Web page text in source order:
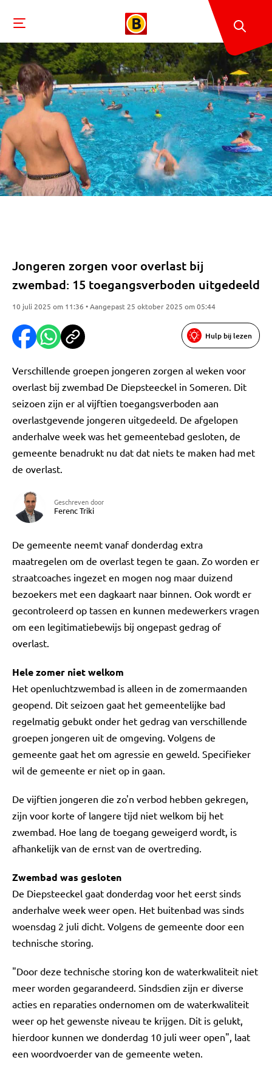
Jongeren zorgen voor overlast bij
zwembad: 15 toegangsverboden uitgedeeld
10 juli 2025 om 11:36 • Aangepast 25 oktober 2025 om 05:44
Hulp bij lezen
Verschillende groepen jongeren zorgen al weken voor
overlast bij zwembad De Diepsteeckel in Someren. Dit
seizoen zijn er al vijftien toegangsverboden aan
overlastgevende jongeren uitgedeeld. De afgelopen
anderhalve week was het gemeentebad gesloten, de
gemeente benadrukt nu dat dat niets te maken had met
de overlast.
Geschreven door
Ferenc Triki
De gemeente neemt vanaf donderdag extra
maatregelen om de overlast tegen te gaan. Zo worden er
straatcoaches ingezet en mogen nog maar duizend
bezoekers met een dagkaart naar binnen. Ook wordt er
gecontroleerd op tassen en kunnen medewerkers vragen
om een legitimatiebewijs bij ongepast gedrag of
overlast.
Hele zomer niet welkom
Het openluchtzwembad is alleen in de zomermaanden
geopend. Dit seizoen gaat het gemeentelijke bad
regelmatig gebukt onder het gedrag van verschillende
groepen jongeren uit de omgeving. Volgens de
gemeente gaat het om agressie en geweld. Specifieker
wil de gemeente er niet op in gaan.
De vijftien jongeren die zo'n verbod hebben gekregen,
zijn voor korte of langere tijd niet welkom bij het
zwembad. Hoe lang de toegang geweigerd wordt, is
afhankelijk van de ernst van de overtreding.
Zwembad was gesloten
De Diepsteeckel gaat donderdag voor het eerst sinds
anderhalve week weer open. Het buitenbad was sinds
woensdag 2 juli dicht. Volgens de gemeente door een
technische storing.
"Door deze technische storing kon de waterkwaliteit niet
meer worden gegarandeerd. Sindsdien zijn er diverse
acties en reparaties ondernomen om de waterkwaliteit
weer op het gewenste niveau te krijgen. Dit is gelukt,
hierdoor kunnen we donderdag 10 juli weer open", laat
een woordvoerder van de gemeente weten.